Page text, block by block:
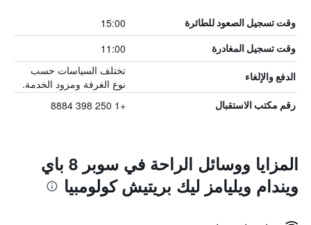
وقت تسجيل الصعود للطائرة 15:00
وقت تسجيل المغادرة 11:00
الدفع والإلغاء
تختلف السياسات حسب
نوع الغرفة ومزود الخدمة.
رقم مكتب الاستقبال +1 250 398 8884
المزايا ووسائل الراحة في سوبر 8 باي
ويندام ويليامز ليك بريتيش كولومبيا